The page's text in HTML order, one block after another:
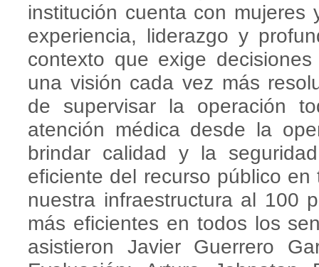
institución cuenta con mujeres
experiencia, liderazgo y
contexto que exige
una visión cada vez más
de supervisar la operación
atención médica desde la
brindar calidad y la
eficiente del recurso público
nuestra infraestructura al 100
más eficientes en todos los
asistieron Javier Guerrero